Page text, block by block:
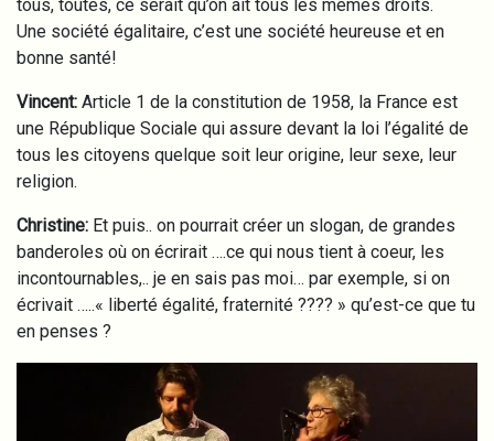
tous, toutes, ce serait qu’on ait tous les mêmes droits.
Une société égalitaire, c’est une société heureuse et en
bonne santé!
Vincent: Article 1 de la constitution de 1958, la France est
une République Sociale qui assure devant la loi l’égalité de
tous les citoyens quelque soit leur origine, leur sexe, leur
religion.
Christine: Et puis.. on pourrait créer un slogan, de grandes
banderoles où on écrirait ….ce qui nous tient à coeur, les
incontournables,.. je en sais pas moi… par exemple, si on
écrivait …..« liberté égalité, fraternité ???? » qu’est-ce que tu
en penses ?